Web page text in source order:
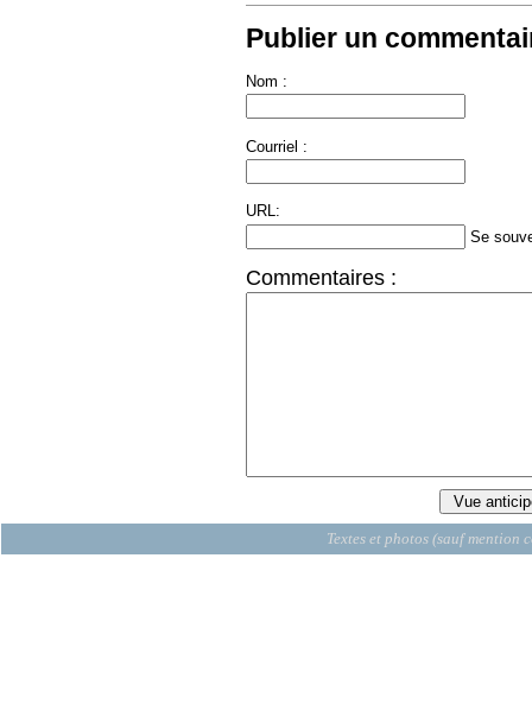
Publier un
Nom :
Courriel :
URL:
Se
Commentaires :
Textes et photos (sauf